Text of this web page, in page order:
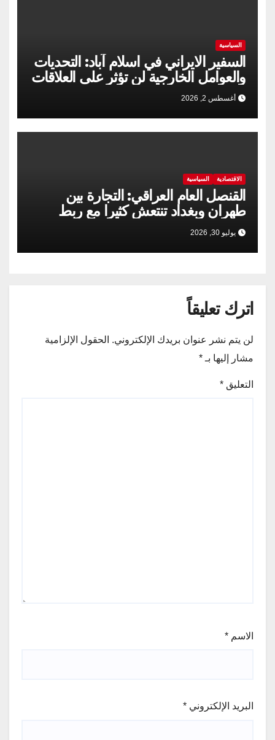
السياسية
السفير الايراني في اسلام آباد: التحديات
والعوامل الخارجية لن تؤثر على العلاقات
الإيرانية الباكستانية
أغسطس 2, 2026
الاقتصادية السياسية
القنصل العام العراقي: التجارة بين
طهران وبغداد تنتعش كثيرا مع ربط
السكك الحديدية
يوليو 30, 2026
اترك تعليقاً
لن يتم نشر عنوان بريدك الإلكتروني. الحقول الإلزامية
مشار إليها بـ *
التعليق *
الاسم *
البريد الإلكتروني *